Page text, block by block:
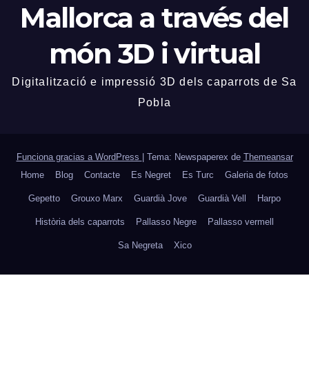
Mallorca a través del
món 3D i virtual
Digitalització e impressió 3D dels caparrots de Sa
Pobla
Funciona gracias a WordPress Tema: Newspaperex de Themeansar
Home
Blog Contacte Es Negret Es Turc Galeria de fotos
Gepetto Grouxo Marx Guardià Jove Guardià Vell Harpo
Història dels caparrots Pallasso Negre Pallasso vermell
Sa Negreta Xico